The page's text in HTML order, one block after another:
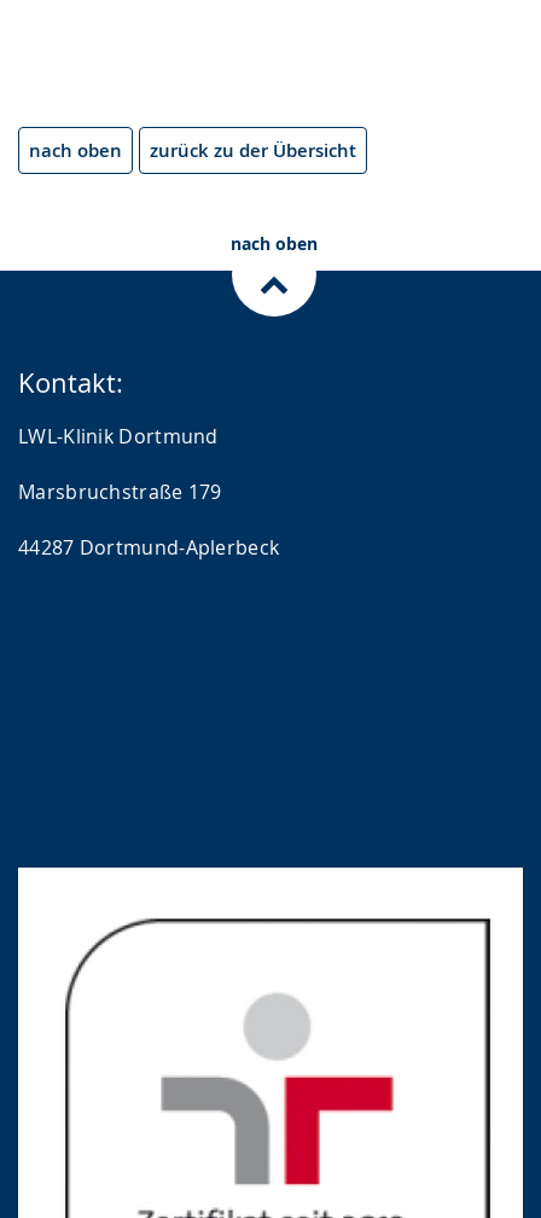
nach oben zurück zu der Übersicht
nach oben
Kontakt:
LWL-Klinik Dortmund
Marsbruchstraße 179
44287 Dortmund-Aplerbeck